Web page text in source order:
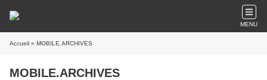
MENU
Accueil » MOBILE.ARCHIVES
MOBILE.ARCHIVES